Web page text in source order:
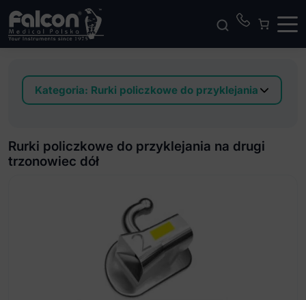
Kategoria: Rurki policzkowe do przyklejania
Rurki policzkowe do przyklejania na drugi
Rurki policzkowe do przyklejania na pierwszy
Rurki policzkowe do przyklejania na pierwszy
trzonowiec góra
Rurki policzkowe do przyklejania na drugi
trzonowiec dół